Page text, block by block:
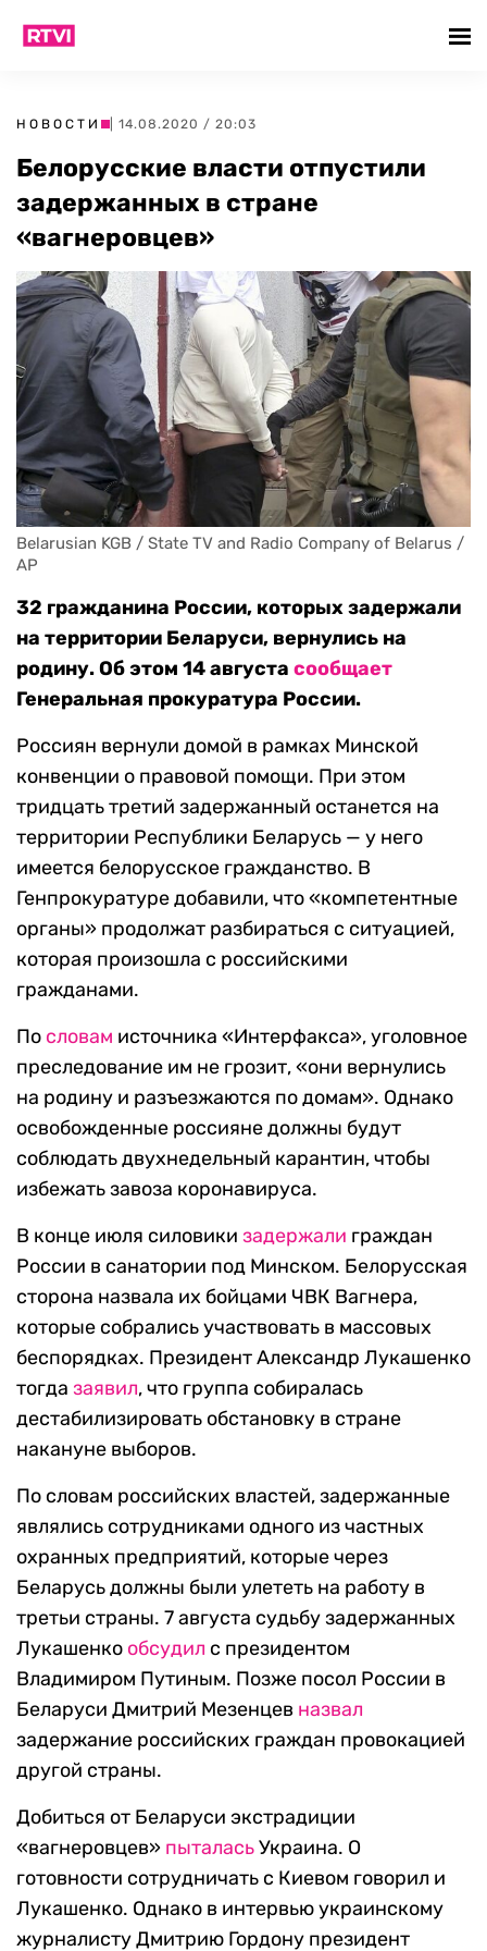
НОВОСТИ | 14.08.2020 / 20:03
Белорусские власти отпустили
задержанных в стране
«вагнеровцев»
Belarusian KGB / State TV and Radio Company of Belarus /
AP
32 гражданина России, которых задержали
на территории Беларуси, вернулись на
родину. Об этом 14 августа сообщает
Генеральная прокуратура России.
Россиян вернули домой в рамках Минской
конвенции о правовой помощи. При этом
тридцать третий задержанный останется на
территории Республики Беларусь — у него
имеется белорусское гражданство. В
Генпрокуратуре добавили, что «компетентные
органы» продолжат разбираться с ситуацией,
которая произошла с российскими
гражданами.
По словам источника «Интерфакса», уголовное
преследование им не грозит, «они вернулись
на родину и разъезжаются по домам». Однако
освобожденные россияне должны будут
соблюдать двухнедельный карантин, чтобы
избежать завоза коронавируса.
В конце июля силовики задержали граждан
России в санатории под Минском. Белорусская
сторона назвала их бойцами ЧВК Вагнера,
которые собрались участвовать в массовых
беспорядках. Президент Александр Лукашенко
тогда заявил, что группа собиралась
дестабилизировать обстановку в стране
накануне выборов.
По словам российских властей, задержанные
являлись сотрудниками одного из частных
охранных предприятий, которые через
Беларусь должны были улететь на работу в
третьи страны. 7 августа судьбу задержанных
Лукашенко обсудил с президентом
Владимиром Путиным. Позже посол России в
Беларуси Дмитрий Мезенцев назвал
задержание российских граждан провокацией
другой страны.
Добиться от Беларуси экстрадиции
«вагнеровцев» пыталасьУкраина. О
готовности сотрудничать с Киевом говорил и
Лукашенко. Однако в интервью украинскому
журналисту Дмитрию Гордону президент